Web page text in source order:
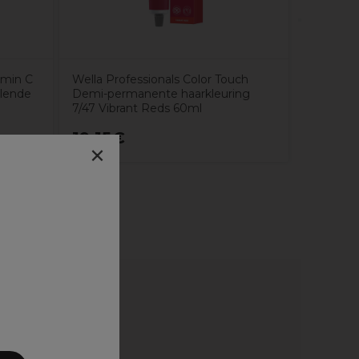
C
Wella Professionals Color Touch
Demi-permanente haarkleuring
7/47 Vibrant Reds 60ml
19,15€
×